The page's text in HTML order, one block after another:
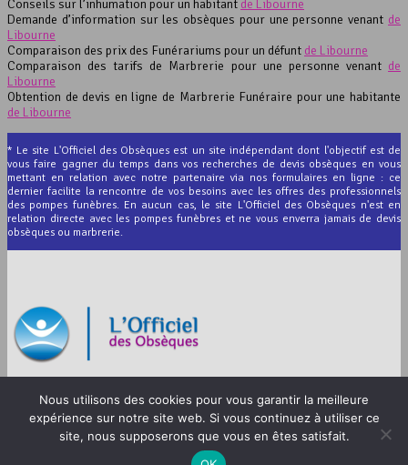
Conseils sur l’inhumation pour un habitant de Libourne
Demande d’information sur les obsèques pour une personne venant de
Libourne
Comparaison des prix des Funérariums pour un défunt de Libourne
Comparaison des tarifs de Marbrerie pour une personne venant de
Libourne
Obtention de devis en ligne de Marbrerie Funéraire pour une habitante
de Libourne
* Le site L'Officiel des Obsèques est un site indépendant dont l'objectif est de
vous faire gagner du temps dans vos recherches de devis obsèques en vous
mettant en relation avec notre partenaire via nos formulaires en ligne : ce
dernier facilite la rencontre de vos besoins avec les offres des professionnels
des pompes funèbres. En aucun cas, le site L'Officiel des Obsèques n'est en
relation directe avec les pompes funèbres et ne vous enverra jamais de devis
obsèques ou marbrerie.
© 2012-2026 L’Officiel des Obsèques
Mentions légales
Nous utilisons des cookies pour vous garantir la meilleure
expérience sur notre site web. Si vous continuez à utiliser ce
site, nous supposerons que vous en êtes satisfait.